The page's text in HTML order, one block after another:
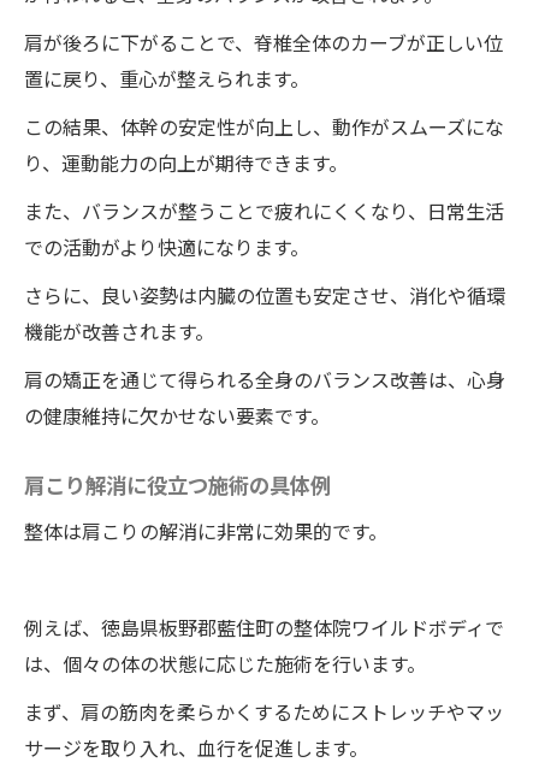
肩が後ろに下がることで、脊椎全体のカーブが正しい位
置に戻り、重心が整えられます。
この結果、体幹の安定性が向上し、動作がスムーズにな
り、運動能力の向上が期待できます。
また、バランスが整うことで疲れにくくなり、日常生活
での活動がより快適になります。
さらに、良い姿勢は内臓の位置も安定させ、消化や循環
機能が改善されます。
肩の矯正を通じて得られる全身のバランス改善は、心身
の健康維持に欠かせない要素です。
肩こり解消に役立つ施術の具体例
整体は肩こりの解消に非常に効果的です。
例えば、徳島県板野郡藍住町の整体院ワイルドボディで
は、個々の体の状態に応じた施術を行います。
まず、肩の筋肉を柔らかくするためにストレッチやマッ
サージを取り入れ、血行を促進します。